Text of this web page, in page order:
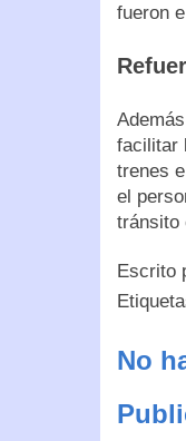
fueron
facilitar
trenes
el
tránsito
Escrito
No